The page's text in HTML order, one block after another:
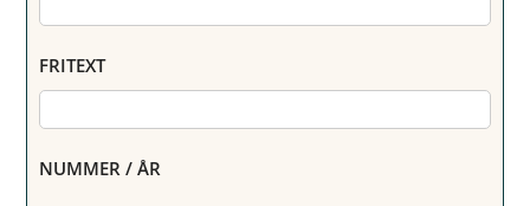
FRITEXT
NUMMER / ÅR